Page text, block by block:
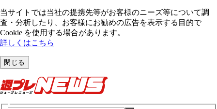
当サイトでは当社の提携先等がお客様のニーズ等について調
査・分析したり、お客様にお勧めの広告を表⽰する⽬的で
Cookie を使⽤する場合があります。
詳しくはこちら
閉じる